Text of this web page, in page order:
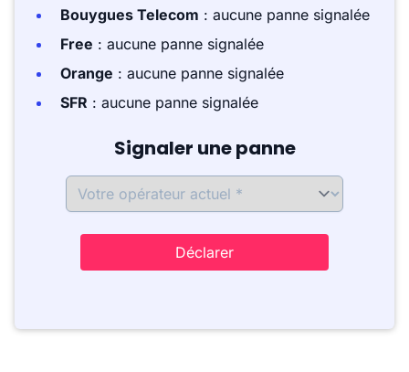
Bouygues Telecom : aucune panne signalée
Free : aucune panne signalée
Orange : aucune panne signalée
SFR : aucune panne signalée
Signaler une panne
Déclarer